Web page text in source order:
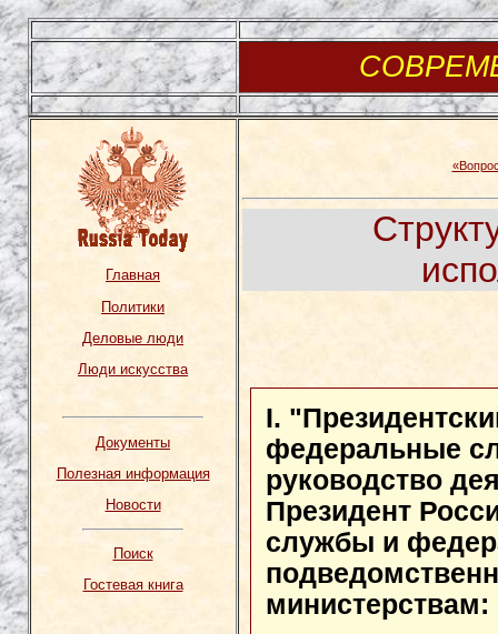
Главная
Политики
Деловые люди
Люди искусства
Документы
Полезная информация
Новости
Поиск
Гостевая книга
I.
федеральные
руководство
Президент
службы и
министерствам: